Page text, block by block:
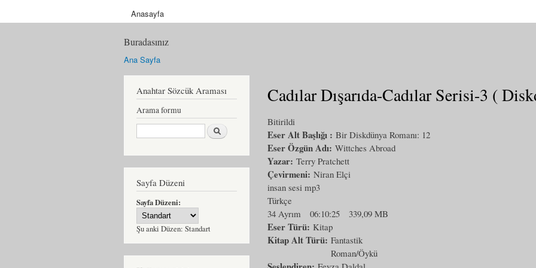
Anasayfa
Buradasınız
Ana Sayfa
Anahtar Sözcük Araması
Arama formu
Ara
Sayfa Düzeni
Sayfa Düzeni:
Şu anki Düzen: Standart
Cadılar Dışarıda-Cadılar Serisi-3 (
Bitirildi
Eser Alt Başlığı : Bir Diskdünya Romanı: 12
Eser Özgün Adı: Wittches Abroad
Yazar: Terry Pratchett
Çevirmeni: Niran Elçi
insan sesi mp3
Türkçe
34 Ayrım
06:10:25 339,09 MB
Eser Türü: Kitap
Kitap Alt Türü: Fantastik
Roman/Öykü